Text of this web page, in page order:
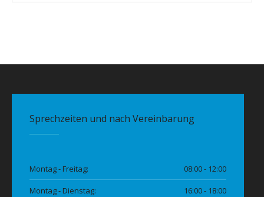
Sprechzeiten und nach Vereinbarung
Montag - Freitag: 08:00 - 12:00
Montag - Dienstag: 16:00 - 18:00